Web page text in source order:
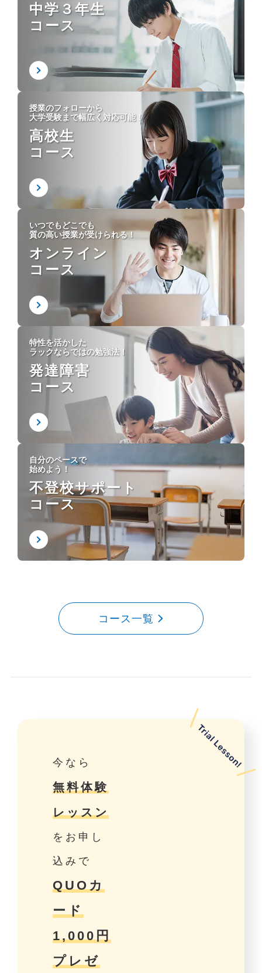
中学３年生
コース
授業のフォローから
大学受験まで幅広く対応可能！
高校生
コース
いつでもどこでも
質の高い授業が受けられる！
オンライン
コース
特性を活かした
ラックならではの勉強法！
発達障害
コース
自分のペースで
始めよう！
不登校サポート
コース
コース一覧
今なら
無料体験
レッスン
をお申し
込みで
QUOカ
ード
1,000円
プレゼ